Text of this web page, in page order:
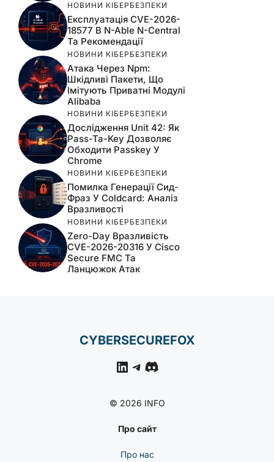
НОВИНИ КІБЕРБЕЗПЕКИ
Експлуатація CVE-2026-
18577 В N-Able N-Central
Та Рекомендації
НОВИНИ КІБЕРБЕЗПЕКИ
Атака Через Npm:
Шкідливі Пакети, Що
Імітують Приватні Модулі
Alibaba
НОВИНИ КІБЕРБЕЗПЕКИ
Дослідження Unit 42: Як
Pass-Ta-Key Дозволяє
Обходити Passkey У
Chrome
НОВИНИ КІБЕРБЕЗПЕКИ
Помилка Генерації Сид-
Фраз У Coldcard: Аналіз
Вразливості
НОВИНИ КІБЕРБЕЗПЕКИ
Zero-Day Вразливість
CVE-2026-20316 У Cisco
Secure FMC Та
Ланцюжок Атак
CYBERSECUREFOX
LinkedIn
Telegram
Discord
© 2026 INFO
Про сайт
Про нас